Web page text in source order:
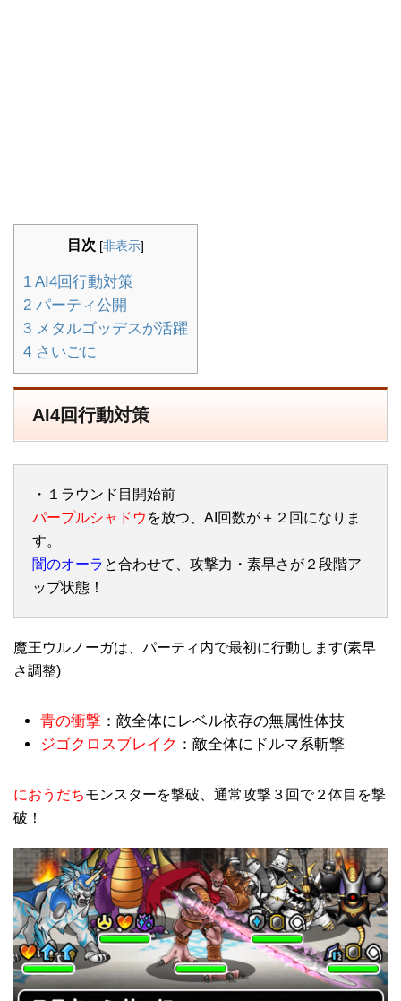
目次 [非表示]
1 AI4回行動対策
2 パーティ公開
3 メタルゴッデスが活躍
4 さいごに
AI4回行動対策
・１ラウンド目開始前
パープルシャドウ を放つ、AI回数が＋２回になりま
す。
闇のオーラ と合わせて、攻撃力・素早さが２段階ア
ップ状態！
魔王ウルノーガは、パーティ内で最初に行動します(素早
さ調整)
青の衝撃 ：敵全体にレベル依存の無属性体技
ジゴクロスブレイク ：敵全体にドルマ系斬撃
におうだちモンスターを撃破、通常攻撃３回で２体目を撃
破！